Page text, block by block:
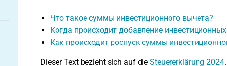
Что такое суммы инвестиционного вычета?
Когда происходит добавление
Как происходит роспуск суммы
Dieser Text bezieht sich auf die Steuererklärung 2024